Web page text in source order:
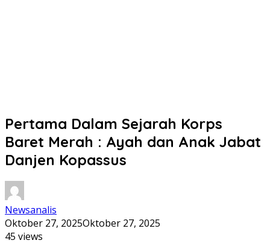
Pertama Dalam Sejarah Korps
Baret Merah : Ayah dan Anak Jabat
Danjen Kopassus
Newsanalis
Oktober 27, 2025Oktober 27, 2025
45 views